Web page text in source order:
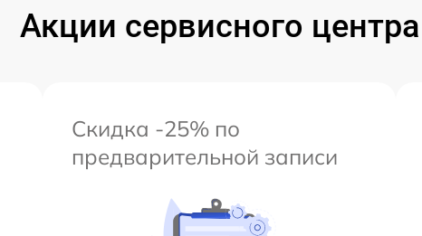
Акции сервисного центра
Скидка -25% по
предварительной записи